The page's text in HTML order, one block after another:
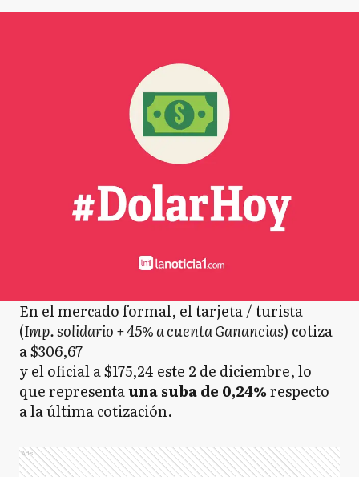
En el mercado formal, el tarjeta / turista
(Imp. solidario + 45% a cuenta Ganancias) cotiza
a $306,67
y el oficial a $175,24 este 2 de diciembre, lo
que representauna suba de 0,24%respecto
a la última cotización.
Ads